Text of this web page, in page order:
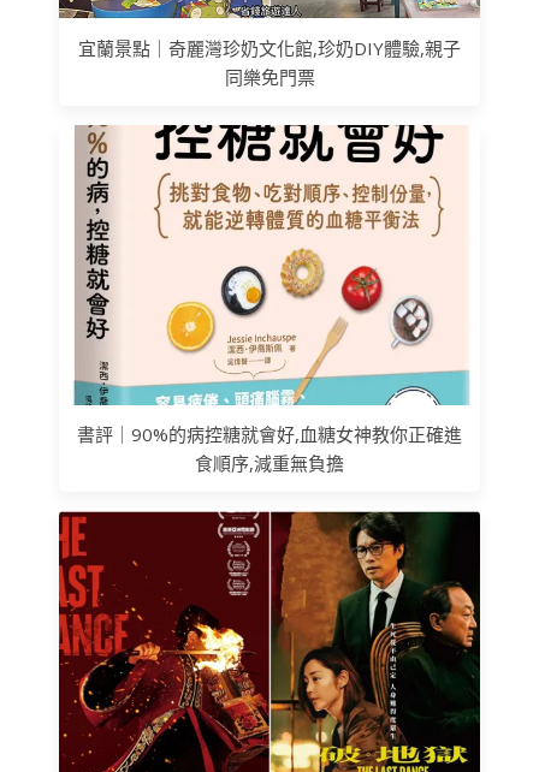
宜蘭景點｜奇麗灣珍奶文化館,珍奶DIY體驗,親子
同樂免門票
書評｜90%的病控糖就會好,血糖女神教你正確進
食順序,減重無負擔